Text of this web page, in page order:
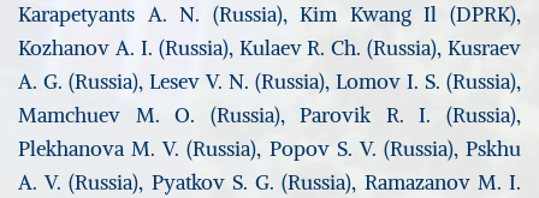
Karapetyants A. N. (Russia), Kim Kwang Il (DPRK),
Kozhanov A. I. (Russia), Kulaev R. Ch. (Russia), Kusraev
A. G. (Russia), Lesev V. N. (Russia), Lomov I. S. (Russia),
Mamchuev M. O. (Russia), Parovik R. I. (Russia),
Plekhanova M. V. (Russia), Popov S. V. (Russia), Pskhu
A. V. (Russia), Pyatkov S. G. (Russia), Ramazanov M. I.